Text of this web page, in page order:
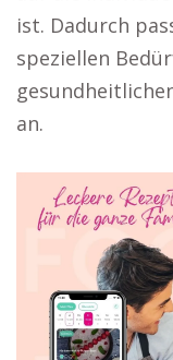
ist. Dadurch
speziellen
an.